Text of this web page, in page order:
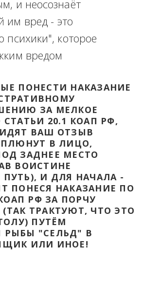
и неосознаёт
им вред - это
психики", которое
вредом
ПОНЕСТИ НАКАЗАНИЕ
ЗА МЕЛКОЕ
20.1 КОАП РФ,
ВАШ ОТЗЫВ
В ЛИЦО,
ЗАДНЕЕ МЕСТО
ВОИСТИНЕ
И ДЛЯ НАЧАЛА -
ПОНЕСЯ НАКАЗАНИЕ ПО
РФ ЗА ПОРЧУ
ТРАКТУЮТ, ЧТО ЭТО
ПУТЁМ
"СЕЛЬД" В
ИЛИ ИНОЕ!